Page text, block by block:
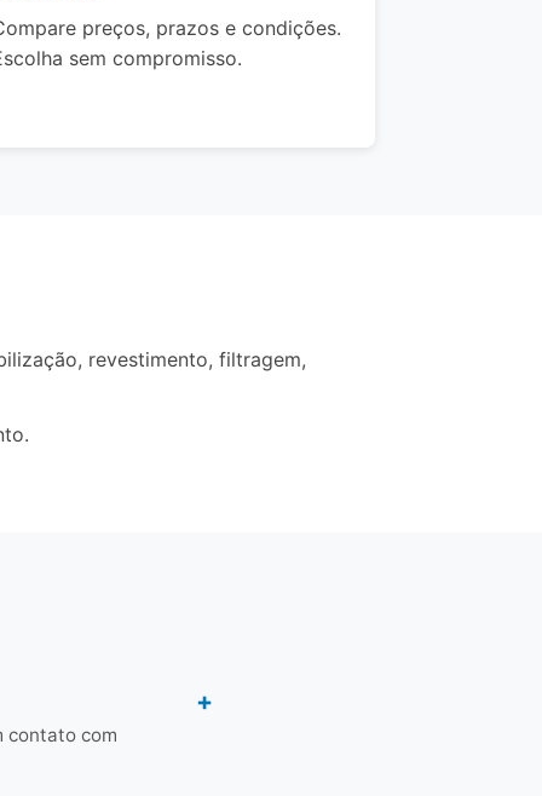
preços, prazos e condições.
sem compromisso.
revestimento, filtragem,
contato com